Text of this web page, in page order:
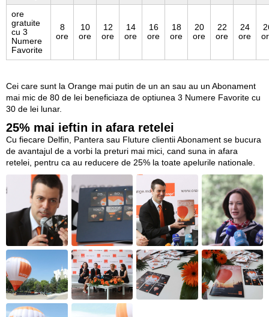
ore
gratuite
cu 3
Numere
Favorite
8
ore
10
ore
12
ore
14
ore
16
ore
18
ore
20
ore
22
ore
24
ore
Cei care sunt la Orange mai putin de un an sau au un Abonament
mai mic de 80 de lei beneficiaza de optiunea 3 Numere Favorite cu
30 de lei lunar.
25% mai ieftin in afara retelei
Cu fiecare Delfin, Pantera sau Fluture clientii Abonament se bucura
de avantajul de a vorbi la preturi mai mici, cand suna in afara
retelei, pentru ca au reducere de 25% la toate apelurile nationale.